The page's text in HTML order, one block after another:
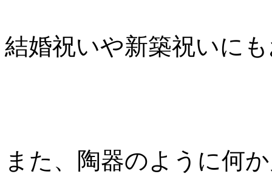
結婚祝いや新築祝いに
また、陶器のように何